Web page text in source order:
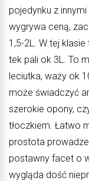
pojedynku z
wygrywa ceną,
1,5-2L. W tej
tek pali ok 3L. To
leciutka, waży ok
może świadczyć
szerokie opony,
tłoczkiem. Łatwo
prostota
postawny facet o
wygląda dość